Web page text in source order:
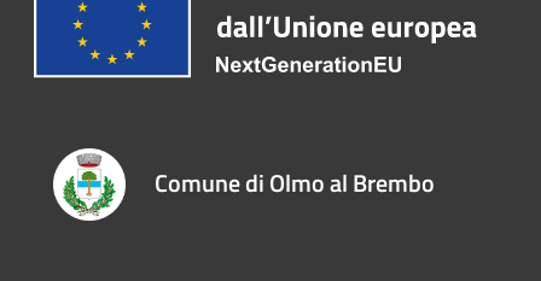
Comune di Olmo al Brembo